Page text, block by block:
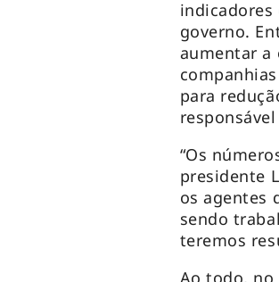
governo.
aumentar a
para
“Os
presidente
os agentes
sendo
teremos